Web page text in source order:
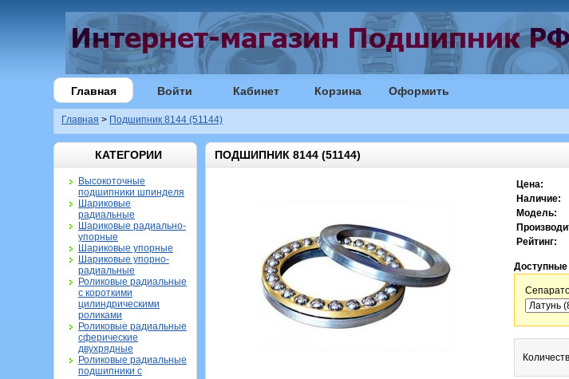
Главная Войти Кабинет Корзина Оформить
Главная > Подшипник 8144 (51144)
КАТЕГОРИИ
Высокоточные
подшипники шпинделя
Шариковые
радиальные
Шариковые радиально-
упорные
Шариковые упорные
Шариковые упорно-
радиальные
Роликовые радиальные
с короткими
цилиндрическими
роликами
Роликовые радиальные
сферические
двухрядные
Роликовые радиальные
подшипники с
ПОДШИПНИК 8144 (51144)
Цена:
Наличие:
Модель:
Рейтинг:
Доступные